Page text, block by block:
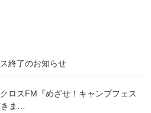
終了のお知らせ
ロスFM『めざせ！キャンプフェス
きま…